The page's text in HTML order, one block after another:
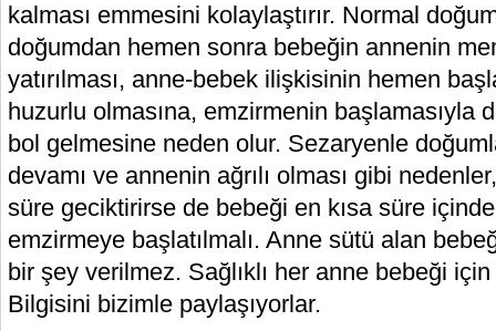
kalması emmesini kolaylaştırır. Normal
doğumdan hemen sonra bebeğin annenin
yatırılması, anne-bebek ilişkisinin hemen
huzurlu olmasına, emzirmenin başlamasıyla
bol gelmesine neden olur. Sezaryenle
devamı ve annenin ağrılı olması gibi
süre geciktirirse de bebeği en kısa süre
emzirmeye başlatılmalı. Anne sütü alan
bir şey verilmez. Sağlıklı her anne bebeği
Bilgisini bizimle paylaşıyorlar.